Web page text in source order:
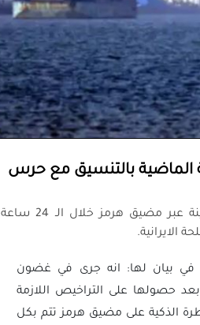
مضيق هرمز خلال الساعات الـ 24 ساعة الماضية بالتنسيق مع حرس
أعلنت القوة البحرية التابعة لحرس الثورة الاسلامية،عن عبور 24 سفينة عبر مضيق هرمز خلال الـ 24 ساعة
الايرانية.
في بيان لها: انه جرى في غضون
هرمز، وذلك بعد حصولها على التراخيص اللازمة
الذكية على مضيق هرمز تتم بكل